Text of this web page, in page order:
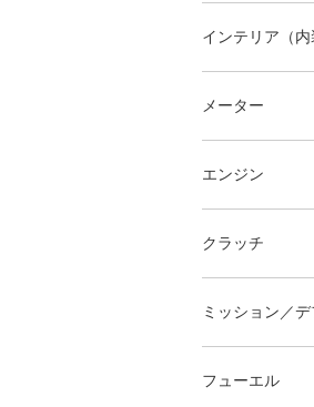
インテリア（内
メーター
エンジン
クラッチ
ミッション／デ
フューエル